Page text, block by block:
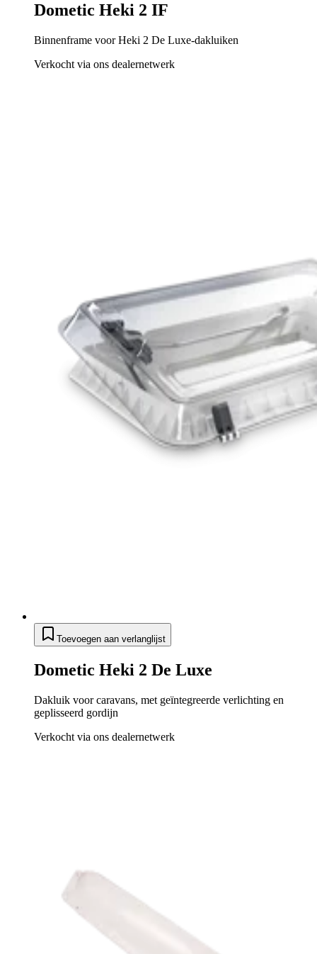
Dometic Heki 2 IF
Binnenframe voor Heki 2 De Luxe-dakluiken
Verkocht via ons dealernetwerk
Toevoegen aan verlanglijst
Dometic Heki 2 De Luxe
Dakluik voor caravans, met geïntegreerde verlichting en
geplisseerd gordijn
Verkocht via ons dealernetwerk